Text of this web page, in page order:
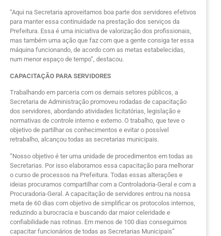
“Aqui na Secretaria aproveitamos boa parte dos servidores efetivos
para manter essa continuidade na prestação dos serviços da
Prefeitura. Essa é uma iniciativa de valorização dos profissionais,
mas também uma ação que faz com que a gente consiga ter essa
máquina funcionando, de acordo com as metas estabelecidas,
num menor espaço de tempo”, destacou.
CAPACITAÇÃO PARA SERVIDORES
Trabalhando em parceria com os demais setores públicos, a
Secretaria de Administração promoveu rodadas de capacitação
dos servidores, abordando atividades licitatórias, legislação e
normativas de controle interno e externo. O trabalho, que teve o
objetivo de partilhar os conhecimentos e evitar o possível
retrabalho, alcançou todas as secretarias municipais.
“Nosso objetivo é ter uma unidade de procedimentos em todas as
Secretarias. Por isso elaboramos essa capacitação para melhorar
o curso de processos na Prefeitura. Todas essas alterações e
ideias procuramos compartilhar com a Controladoria-Geral e com a
Procuradoria-Geral. A capacitação de servidores entrou na nossa
meta de 60 dias com objetivo de simplificar os protocolos internos,
reduzindo a burocracia e buscando dar maior celeridade e
confiabilidade nas rotinas. Em menos de 100 dias conseguimos
capacitar funcionários de todas as Secretarias Municipais”